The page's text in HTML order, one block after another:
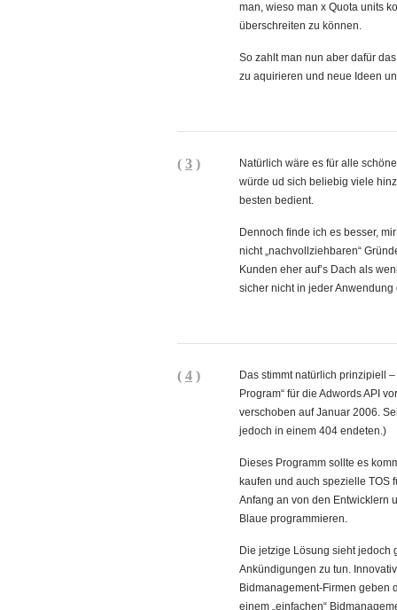
man, wieso man x Quota units
überschreiten zu können.
So zahlt man nun aber dafür
zu aquirieren und neue Ideen
( 3 )
Natürlich wäre es für alle
würde ud sich beliebig viele
besten bedient.
Dennoch finde ich es besser,
nicht „nachvollziehbaren“
Kunden eher auf’s Dach als
sicher nicht in jeder Anwendung
( 4 )
Das stimmt natürlich prinzipiell
Program“ für die Adwords API
verschoben auf Januar 2006.
jedoch in einem 404 endeten.)
Dieses Programm sollte es
kaufen und auch spezielle TOS
Anfang an von den Entwicklern
Blaue programmieren.
Die jetzige Lösung sieht jedoch
Ankündigungen zu tun.
Bidmanagement-Firmen geben
einem „einfachen“